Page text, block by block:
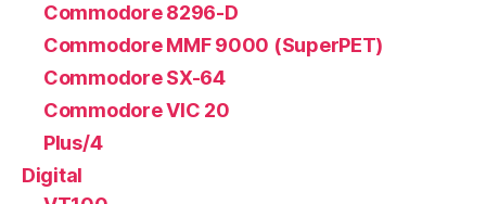
Commodore 8296-D
Commodore MMF 9000 (SuperPET)
Commodore SX-64
Commodore VIC 20
Plus/4
Digital